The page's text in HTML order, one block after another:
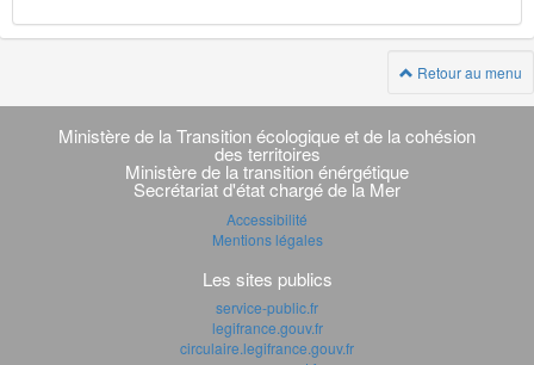
Retour au menu
Navigation
transverse
Ministère de la Transition écologique et de la cohésion
des territoires
Ministère de la transition énérgétique
Secrétariat d'état chargé de la Mer
Accessibilité
Mentions légales
Les sites publics
service-public.fr
legifrance.gouv.fr
circulaire.legifrance.gouv.fr